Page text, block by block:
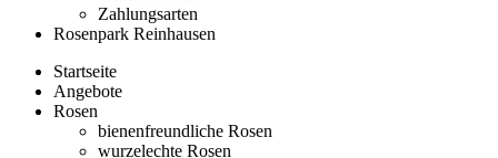
Zahlungsarten
Rosenpark Reinhausen
Startseite
Angebote
Rosen
bienenfreundliche Rosen
wurzelechte Rosen